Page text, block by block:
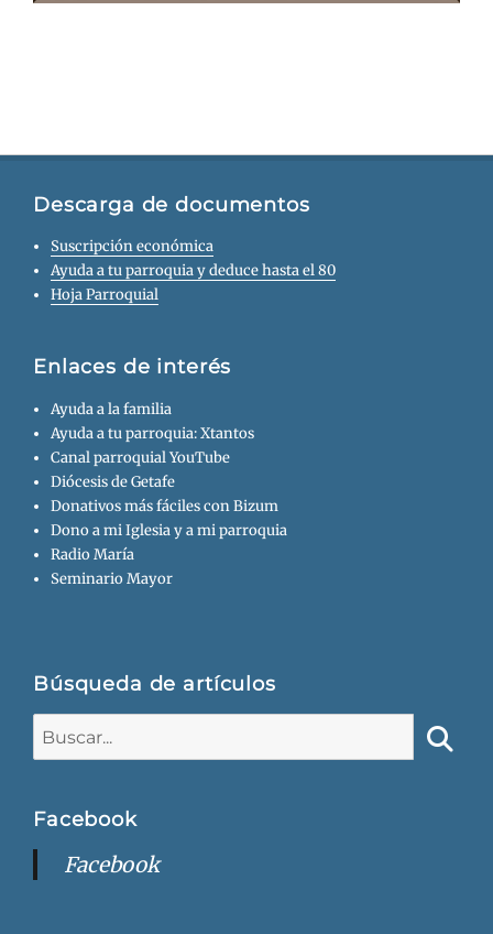
Descarga de documentos
Suscripción económica
Ayuda a tu parroquia y deduce hasta el 80
Hoja Parroquial
Enlaces de interés
Ayuda a la familia
Ayuda a tu parroquia: Xtantos
Canal parroquial YouTube
Diócesis de Getafe
Donativos más fáciles con Bizum
Dono a mi Iglesia y a mi parroquia
Radio María
Seminario Mayor
Búsqueda de artículos
Facebook
Facebook